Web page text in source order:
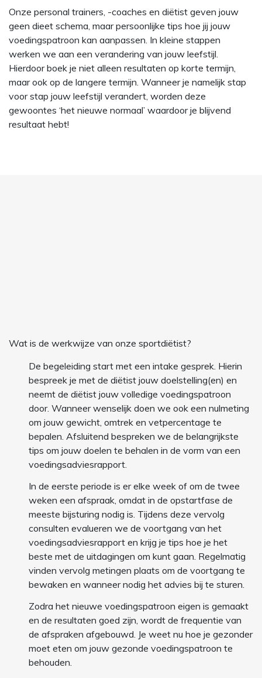
Onze personal trainers, -coaches en diëtist geven jouw
geen dieet schema, maar persoonlijke tips hoe jij jouw
voedingspatroon kan aanpassen. In kleine stappen
werken we aan een verandering van jouw leefstijl.
Hierdoor boek je niet alleen resultaten op korte termijn,
maar ook op de langere termijn. Wanneer je namelijk stap
voor stap jouw leefstijl verandert, worden deze
gewoontes ‘het nieuwe normaal’ waardoor je blijvend
resultaat hebt!
Wat is de werkwijze van onze sportdiëtist?
De begeleiding start met een intake gesprek. Hierin
bespreek je met de diëtist jouw doelstelling(en) en
neemt de diëtist jouw volledige voedingspatroon
door. Wanneer wenselijk doen we ook een nulmeting
om jouw gewicht, omtrek en vetpercentage te
bepalen. Afsluitend bespreken we de belangrijkste
tips om jouw doelen te behalen in de vorm van een
voedingsadviesrapport.
In de eerste periode is er elke week of om de twee
weken een afspraak, omdat in de opstartfase de
meeste bijsturing nodig is. Tijdens deze vervolg
consulten evalueren we de voortgang van het
voedingsadviesrapport en krijg je tips hoe je het
beste met de uitdagingen om kunt gaan. Regelmatig
vinden vervolg metingen plaats om de voortgang te
bewaken en wanneer nodig het advies bij te sturen.
Zodra het nieuwe voedingspatroon eigen is gemaakt
en de resultaten goed zijn, wordt de frequentie van
de afspraken afgebouwd. Je weet nu hoe je gezonder
moet eten om jouw gezonde voedingspatroon te
behouden.